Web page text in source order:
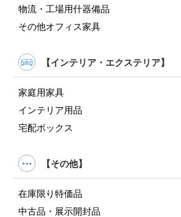
物流・工場用什器備品
その他オフィス家具
【インテリア・エクステリア】
家庭用家具
インテリア用品
宅配ボックス
【その他】
在庫限り特価品
中古品・展示開封品